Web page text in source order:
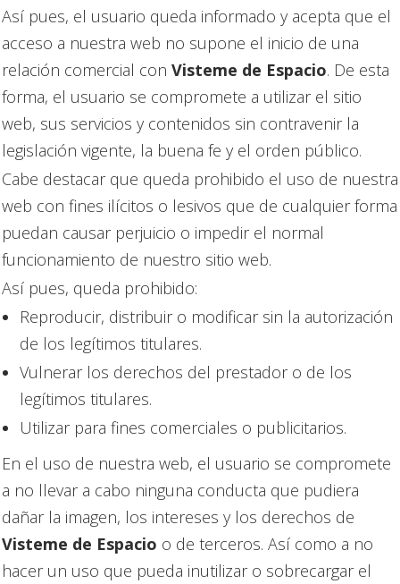
Así pues, el usuario queda informado y acepta que el
acceso a nuestra web no supone el inicio de una
relación comercial con Visteme de Espacio. De esta
forma, el usuario se compromete a utilizar el sitio
web, sus servicios y contenidos sin contravenir la
legislación vigente, la buena fe y el orden público.
Cabe destacar que queda prohibido el uso de nuestra
web con fines ilícitos o lesivos que de cualquier forma
puedan causar perjuicio o impedir el normal
funcionamiento de nuestro sitio web.
Así pues, queda prohibido:
Reproducir, distribuir o modificar sin la autorización
de los legítimos titulares.
Vulnerar los derechos del prestador o de los
legítimos titulares.
Utilizar para fines comerciales o publicitarios.
En el uso de nuestra web, el usuario se compromete
a no llevar a cabo ninguna conducta que pudiera
dañar la imagen, los intereses y los derechos de
Visteme de Espacio o de terceros. Así como a no
hacer un uso que pueda inutilizar o sobrecargar el